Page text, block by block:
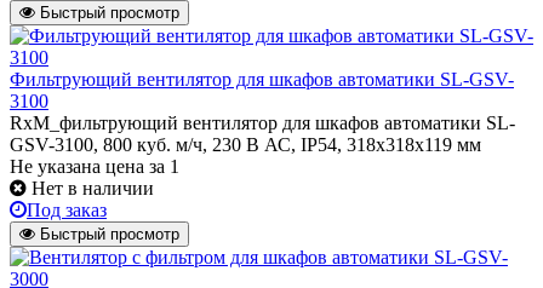
Быстрый просмотр
Фильтрующий вентилятор для шкафов автоматики SL-GSV-
3100
RxM_фильтрующий вентилятор для шкафов автоматики SL-
GSV-3100, 800 куб. м/ч, 230 В АС, IP54, 318x318x119 мм
Не указана цена за 1
Нет в наличии
Под заказ
Быстрый просмотр